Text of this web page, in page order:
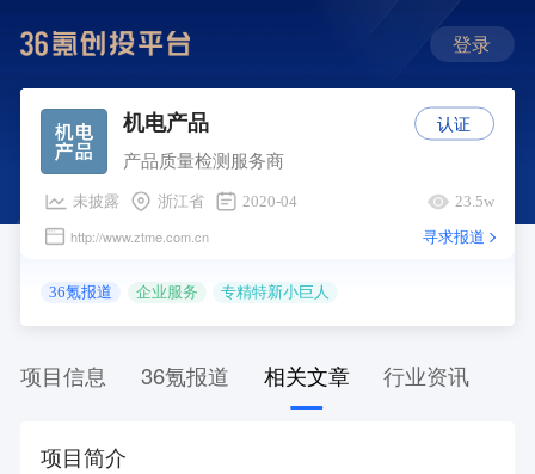
登录
机电产品
产品质量检测服务商
未披露 浙江省 2020-04 23.5w
http://www.ztme.com.cn 寻求报道
36氪报道 企业服务 专精特新小巨人
认证
项目信息 36氪报道 相关文章 行业资讯
项目简介